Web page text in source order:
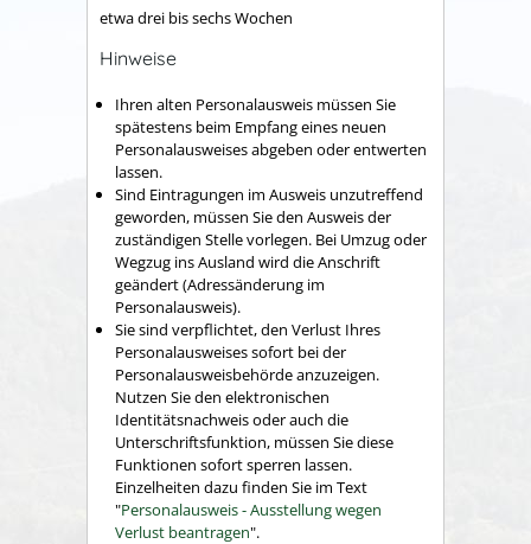
etwa drei bis sechs Wochen
Hinweise
Ihren alten Personalausweis müssen Sie
spätestens beim Empfang eines neuen
Personalausweises abgeben oder entwerten
lassen.
Sind Eintragungen im Ausweis unzutreffend
geworden, müssen Sie den Ausweis der
zuständigen Stelle vorlegen. Bei Umzug oder
Wegzug ins Ausland wird die Anschrift
geändert (Adressänderung im
Personalausweis).
Sie sind verpflichtet, den Verlust Ihres
Personalausweises sofort bei der
Personalausweisbehörde anzuzeigen.
Nutzen Sie den elektronischen
Identitätsnachweis oder auch die
Unterschriftsfunktion, müssen Sie diese
Funktionen sofort sperren lassen.
Einzelheiten dazu finden Sie im Text
"Personalausweis - Ausstellung wegen
Verlust beantragen".